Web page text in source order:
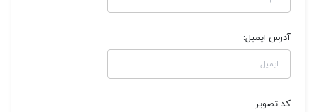
آدرس ایمیل:
کد تصویر